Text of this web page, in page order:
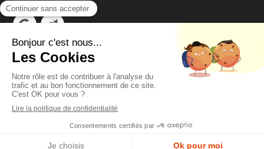
Thierry Watelet
Contactez moi
Création et référencement du site par Simplébo